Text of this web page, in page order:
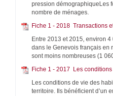
pression démographiqueLes
nombre de ménages.
Fiche 1 - 2018 Transactions
Entre 2013 et 2015, environ 4
dans le Genevois français en
sont moins nombreuses (1
Fiche 1 - 2017 Les
Les conditions de vie des
territoire. Ils bénéficient d’un